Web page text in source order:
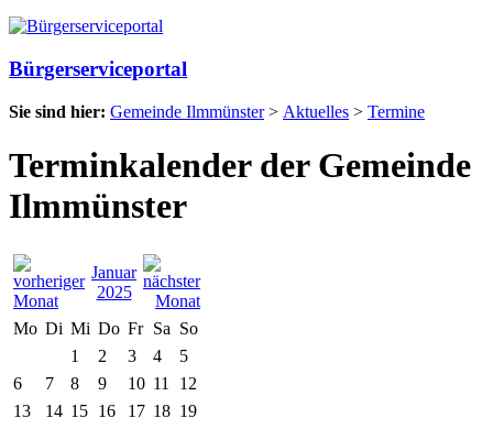
Bürgerserviceportal
Sie sind hier: Gemeinde Ilmmünster> Aktuelles > Termine
Terminkalender der Gemeinde
Ilmmünster
Januar
2025
Mo Di Mi Do Fr Sa So
1
2 3 4
5
6
7 8 9 10 11
12
13
14 15 16 17 18 19